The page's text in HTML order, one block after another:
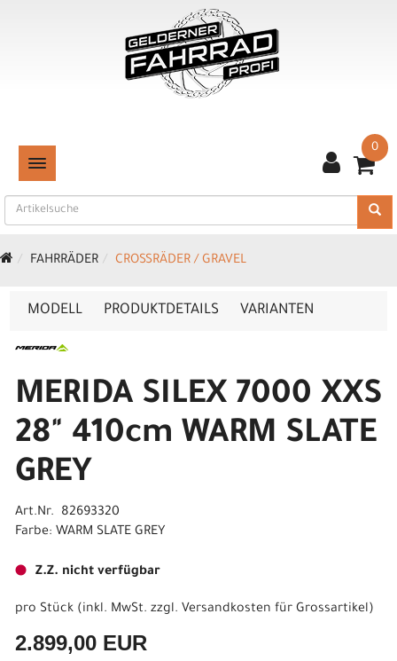
TOGGLE NAVIGATION
0
FAHRRÄDER CROSSRÄDER / GRAVEL
MODELL PRODUKTDETAILS VARIANTEN
MERIDA SILEX 7000 XXS
28" 410cm WARM SLATE
GREY
Art.Nr. 82693320
Farbe: WARM SLATE GREY
Z.Z. nicht verfügbar
pro Stück (inkl. MwSt. zzgl. Versandkosten für Grossartikel)
2.899,00 EUR